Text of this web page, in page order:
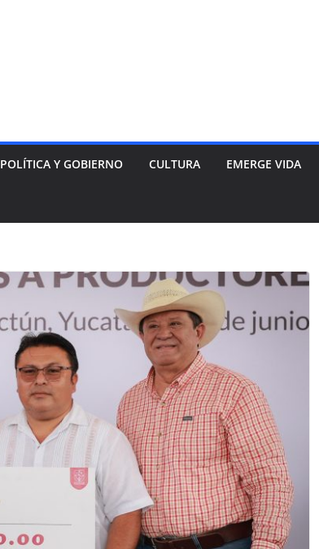
POLÍTICA Y GOBIERNO CULTURA EMERGE VIDA